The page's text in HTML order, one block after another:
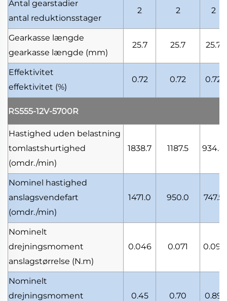
Antal gearstadier
antal reduktionsstager
2 2 2
Gearkasse længde
gearkasse længde (mm)
25.7 25.7 25.7
Effektivitet
effektivitet (%)
0.72 0.72 0.72
RS555-12V-5700R
Hastighed uden belastning
tomlastshurtighed
(omdr./min)
1838.7 1187.5 934.4
Nominel hastighed
anslagsvendefart
(omdr./min)
1471.0 950.0 747.5
Nominelt
drejningsmoment
anslagstørrelse (N.m)
0.046 0.071 0.091
Nominelt
drejningsmoment
0.45 0.70 0.89